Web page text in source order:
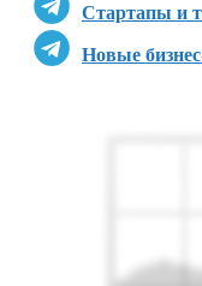
Стартапы и
Новые